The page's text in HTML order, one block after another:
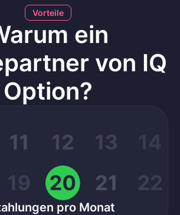
Vorteile
ein
von IQ
Option?
pro Monat